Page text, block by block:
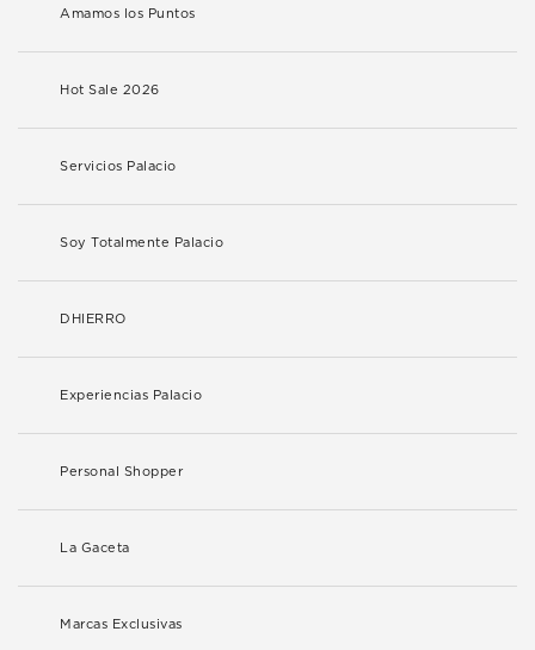
Amamos los Puntos
Hot Sale 2026
Servicios Palacio
Soy Totalmente Palacio
DHIERRO
Experiencias Palacio
Personal Shopper
La Gaceta
Marcas Exclusivas